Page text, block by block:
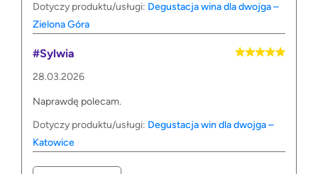
Dotyczy produktu/usługi: Degustacja wina dla dwojga –
Zielona Góra
#Sylwia
28.03.2026
Naprawdę polecam.
Dotyczy produktu/usługi: Degustacja win dla dwojga –
Katowice